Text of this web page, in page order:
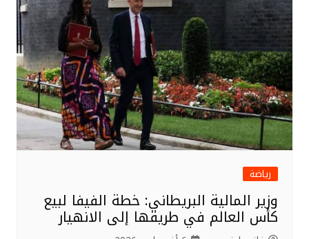
رياضة
وزير المالية البريطاني: خطة الفيفا لبيع
كأس العالم في طريقها إلى الانهيار